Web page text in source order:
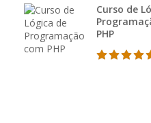
Curso de
PHP